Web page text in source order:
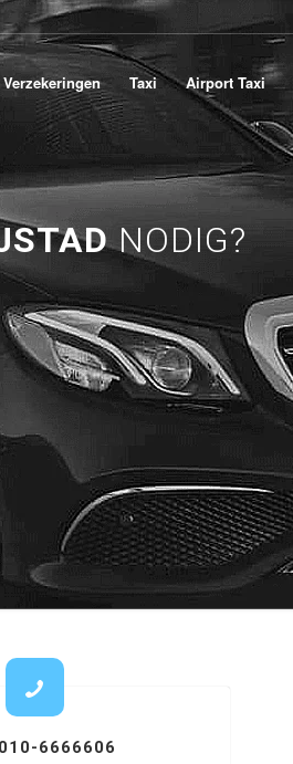
Verzekeringen Taxi Airport Taxi
NODIG?
6666606